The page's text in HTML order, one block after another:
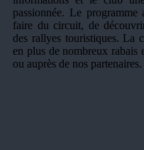
passionnée. Le
faire du circuit, de
des rallyes touristiques. La
en plus de nombreux rabais
ou auprès de nos partenaires.